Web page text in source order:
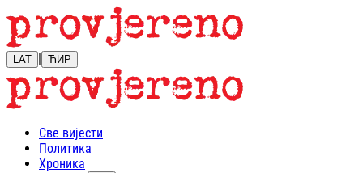
LAT | ЋИР
Све вијести
Политика
Хроника